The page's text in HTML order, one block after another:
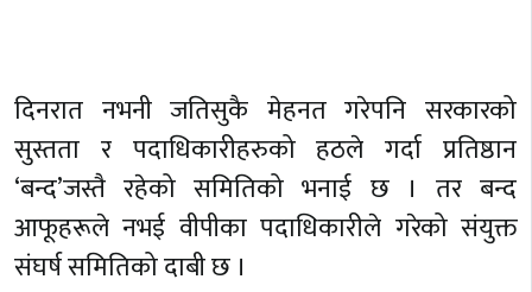
दिनरात नभनी जतिसुकै मेहनत गरेपनि सरकारको
सुस्तता र पदाधिकारीहरुको हठले गर्दा प्रतिष्ठान
‘बन्द’जस्तै रहेको समितिको भनाई छ । तर बन्द
आफूहरूले नभई वीपीका पदाधिकारीले गरेको संयुक्त
संघर्ष समितिको दाबी छ ।